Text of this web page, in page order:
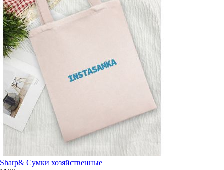
Sharp& Сумки хозяйственные